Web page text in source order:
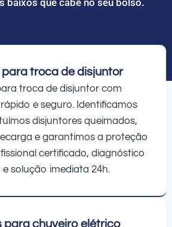
para troca de disjuntor
troca de disjuntor com
e seguro. Identificamos
disjuntores queimados,
e garantimos a proteção
certificado, diagnóstico
e solução imediata 24h.
para chuveiro elétrico